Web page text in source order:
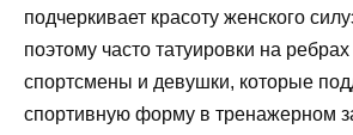
подчеркивает красоту женского
поэтому часто татуировки на
спортсмены и девушки, которые
спортивную форму в тренажерном